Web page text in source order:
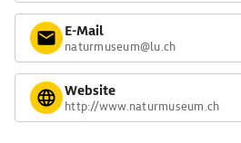
E-Mail
naturmuseum@lu.ch
Website
http://www.naturmuseum.ch